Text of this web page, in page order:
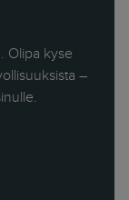
Olipa kyse
–